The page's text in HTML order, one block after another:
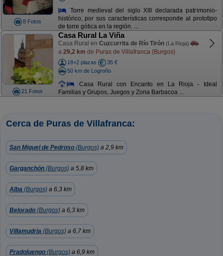
8 Fotos
Torre medieval del siglo XIII declarada patrimonio-
histórico, por sus características corresponde al prototipo
de torre gótica en la región. ...
21 Fotos
Casa Rural La Viña
Casa Rural en Cuzcurrita de Río Tirón (La Rioja)
a 29,2 km de Puras de Villafranca (Burgos)
18+2 plazas
35 €
50 km de Logroño
Casa Rural con Encanto en La Rioja - Ideal
Familias y Grupos, Juegos y Zona Barbacoa ...
Cerca de Puras de Villafranca:
San Miguel de Pedroso (Burgos) a 2,9 km
Garganchón (Burgos) a 5,8 km
Alba (Burgos) a 6,3 km
Belorado (Burgos) a 6,3 km
Villamudria (Burgos) a 6,7 km
Pradoluengo (Burgos) a 6,9 km